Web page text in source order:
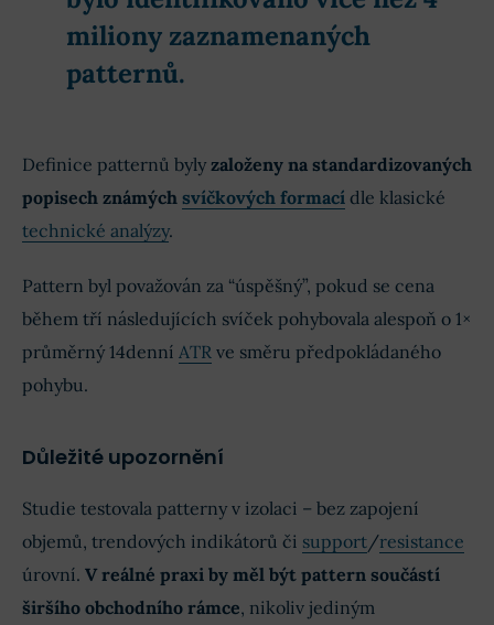
miliony zaznamenaných
patternů.
Definice patternů byly založeny na standardizovaných
popisech známých svíčkových formací dle klasické
technické analýzy.
Pattern byl považován za “úspěšný”, pokud se cena
během tří následujících svíček pohybovala alespoň o 1×
průměrný 14denní ATR ve směru předpokládaného
pohybu.
Důležité upozornění
Studie testovala patterny v izolaci – bez zapojení
objemů, trendových indikátorů či support/resistance
úrovní. V reálné praxi by měl být pattern součástí
širšího obchodního rámce, nikoliv jediným